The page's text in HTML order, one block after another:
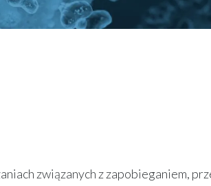
związanych z zapobieganiem,